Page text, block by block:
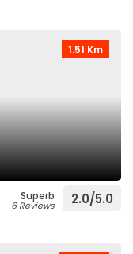
1.51 Km
Superb
6 Reviews 2.0/5.0